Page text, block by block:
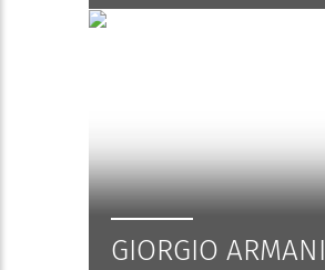
GIORGIO ARMANI